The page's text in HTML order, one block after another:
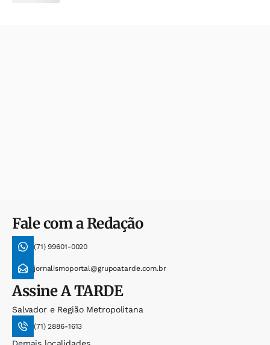
Fale com a Redação
(71) 99601-0020
jornalismoportal@grupoatarde.com.br
AssineA TARDE
Salvador e Região Metropolitana
(71) 2886-1613